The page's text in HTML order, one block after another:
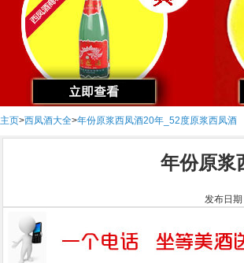
主页>西凤酒大全>年份原浆西凤酒20年_52度原浆西凤酒
年份原浆
发布日